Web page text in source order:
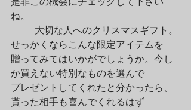
ね。
せっかくならこんな限定アイテムを
贈ってみてはいかがでしょうか。今し
か買えない特別なものを選んで
プレゼントしてくれたと分かったら、
貰った相手も喜んでくれるはず